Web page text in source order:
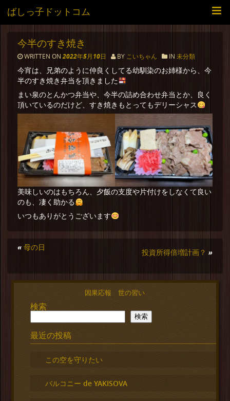
ばしっ子ドットコム
今半のすき焼き
WRITTEN ON 2022年5月10日 BY こいちゃん IN 未分類
今宵は、兄弟のように仲良くしてる幼馴染のお姉様から、今
半のすき焼き弁当を頂きました
まい泉のとんかつ弁当や、今半の詰め合わせ弁当とか、良く
頂いているのだけど、すき焼きもとってもデリーシャス
美味しいのはもちろん、夕飯の支度や片付けをしなくて良い
のも、凄く助かる
いつもありがとうございます
« 母の日
投資所得倍増計画？ »
因果応報 世の習い
検索
検索
最近の投稿
この空を守りたい
バルコニー de YAKISOVA